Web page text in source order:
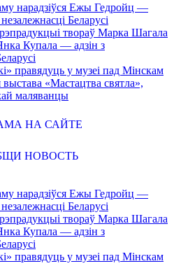
нарадзіўся Ежы Гедройц —
Беларусі
твораў Марка Шагала
Купала — адзін з
правядуць у музеі пад Мінскам
«Мастацтва святла»,
маляванцы
НА САЙТЕ
НОВОСТЬ
нарадзіўся Ежы Гедройц —
Беларусі
твораў Марка Шагала
Купала — адзін з
правядуць у музеі пад Мінскам